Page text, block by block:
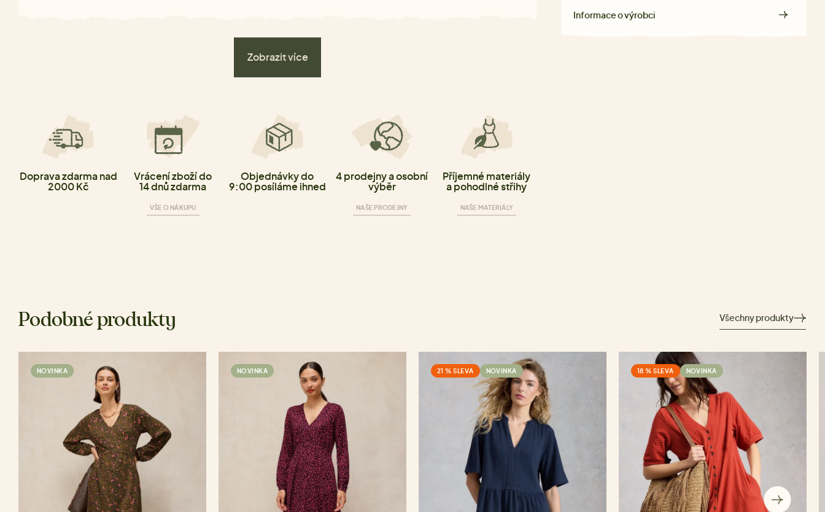
Zobrazit více
Doprava zdarma nad
2000 Kč
Vrácení zboží do
14 dnů zdarma
VŠE O NÁKUPU
Objednávky do
9:00 posíláme ihned
4 prodejny a osobní
výběr
NAŠE PRODEJNY
Příjemné materiály
a pohodlné střihy
NAŠE MATERIÁLY
Informace o výrobci
Podobné produkty Všechny produkty
NOVINKA NOVINKA 21 % SLEVA NOVINKA 18 % SLEVA NOVINKA